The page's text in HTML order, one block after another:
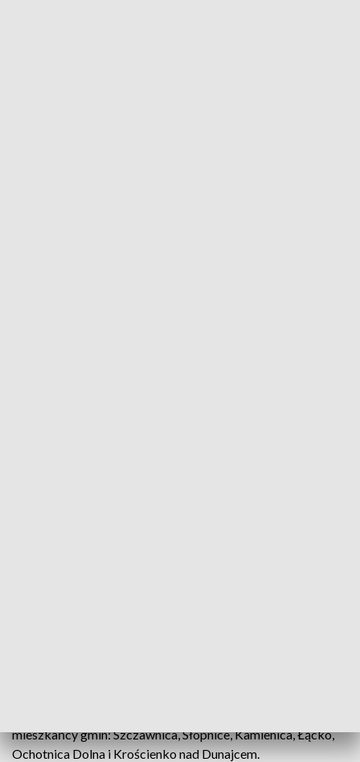
mieszkańcy gmin: Szczawnica, Słopnice, Kamienica, Łącko,
Ochotnica Dolna i Krościenko nad Dunajcem.